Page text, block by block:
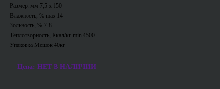
Размер, мм 7,5 x 150
Влажность, % max 14
Зольность, % 7-8
Теплотворность, Ккал/кг min 4500
Упаковка Мешок 40кг
Цена: НЕТ В НАЛИЧИИ